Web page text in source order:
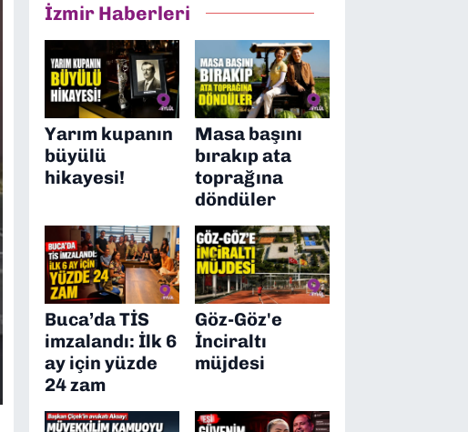
Vurdu
İzmir Haberleri
Yarım kupanın
büyülü
hikayesi!
Masa başını
bırakıp ata
toprağına
döndüler
Buca’da TİS
imzalandı: İlk 6
ay için yüzde
24 zam
Göz-Göz'e
İnciraltı
müjdesi